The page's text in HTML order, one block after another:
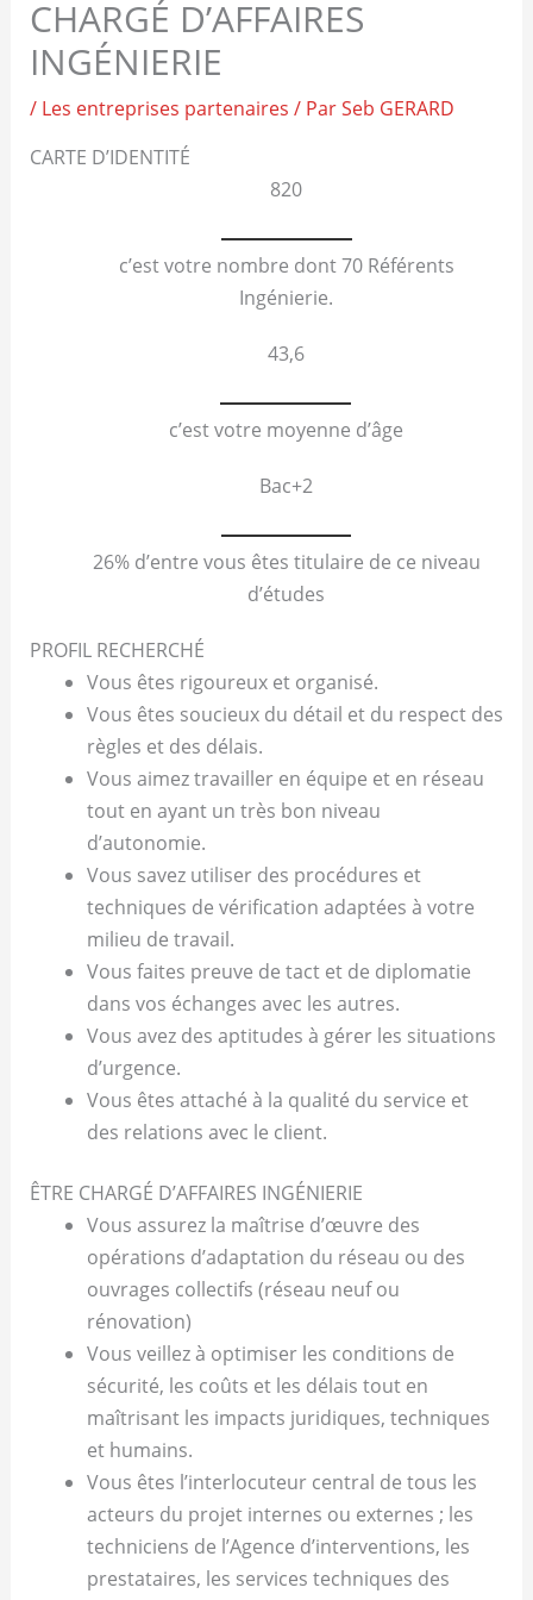
CHARGÉ D’AFFAIRES
INGÉNIERIE
/ Les entreprises partenaires / ParSeb GERARD
CARTE D’IDENTITÉ
820
c’est votre nombre dont 70 Référents
Ingénierie.
43,6
c’est votre moyenne d’âge
Bac+2
26% d’entre vous êtes titulaire de ce niveau
d’études
PROFIL RECHERCHÉ
Vous êtes rigoureux et organisé.
Vous êtes soucieux du détail et du respect des
règles et des délais.
Vous aimez travailler en équipe et en réseau
tout en ayant un très bon niveau
d’autonomie.
Vous savez utiliser des procédures et
techniques de vérification adaptées à votre
milieu de travail.
Vous faites preuve de tact et de diplomatie
dans vos échanges avec les autres.
Vous avez des aptitudes à gérer les situations
d’urgence.
Vous êtes attaché à la qualité du service et
des relations avec le client.
ÊTRE CHARGÉ D’AFFAIRES INGÉNIERIE
Vous assurez la maîtrise d’œuvre des
opérations d’adaptation du réseau ou des
ouvrages collectifs (réseau neuf ou
rénovation)
Vous veillez à optimiser les conditions de
sécurité, les coûts et les délais tout en
maîtrisant les impacts juridiques, techniques
et humains.
Vous êtes l’interlocuteur central de tous les
acteurs du projet internes ou externes ; les
techniciens de l’Agence d’interventions, les
prestataires, les services techniques des